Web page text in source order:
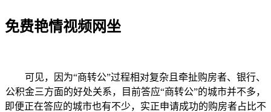
免费艳情视频网坐
可见，因为“商转公”过程相对复杂且牵扯购房者、银行、
公积金三方面的好处关系，目前答应“商转公”的城市并不多，
即便正在答应的城市也有不少，实正申请成功的购房者占比不